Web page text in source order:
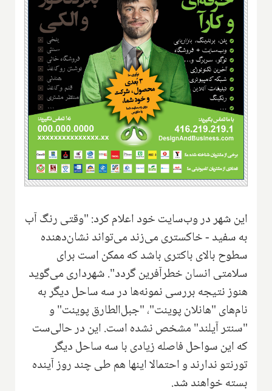
این شهر در وب‌سایت خود اعلام کرد: "وقتی رنگ آب
به سفید - خاکستری می‌زند می‌تواند نشان‌دهنده
سطوح بالای باکتری باشد که ممکن است برای
سلامتی انسان خطرآفرین گردد". شهرداری می‌گوید
هنوز نتیجه بررسی نمونه‌ها در سه ساحل دیگر به
نام‌های "هانلان پوینت"، "جبل‌الطارق پوینت" و
"سنتر آیلند" مشخص نشده است. این در حالی‌ست
که این سواحل فاصله زیادی با سه ساحل دیگر
تورنتو ندارند و احتمالا اینها هم طی چند روز آینده
بسته خواهند شد.